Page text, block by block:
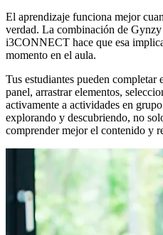
El aprendizaje funciona mejor
verdad. La combinación de
i3CONNECT hace que esa
momento en el aula.
Tus estudiantes pueden completar
panel, arrastrar elementos,
activamente a actividades en
explorando y descubriendo, no
comprender mejor el contenido y